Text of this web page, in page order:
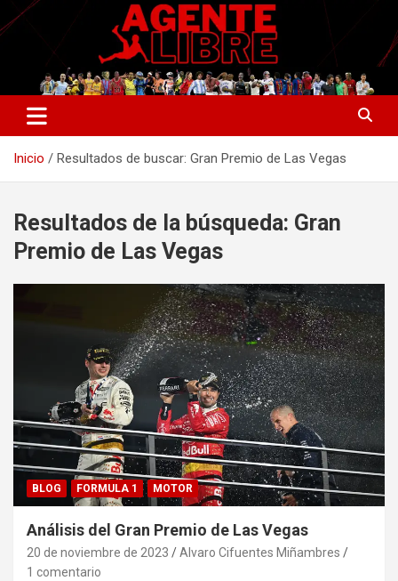
Saltar
al
Agente Libre Digital
La nueva generación del periodismo deportivo.
Inicio Resultados de buscar: Gran Premio de Las Vegas
Resultados de la búsqueda: Gran
Premio de Las Vegas
BLOG FORMULA 1 MOTOR
Análisis del Gran Premio de Las Vegas
20 de noviembre de 2023
Alvaro Cifuentes Miñambres
1 comentario